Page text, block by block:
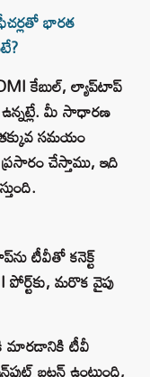
భారత
కేబుల్, ల్యాప్‌టాప్
మీ సాధారణ
సమయం
చేస్తాము, ఇది
టీవీతో కనెక్ట్
మరొక వైపు
మారడానికి టీవీ